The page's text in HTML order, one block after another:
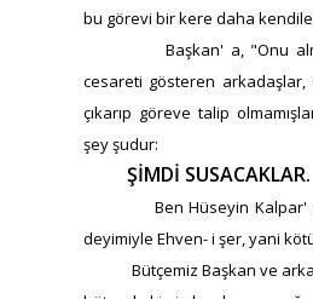
bu görevi bir kere daha
Başkan' a, "Onu
cesareti gösteren
çıkarıp göreve talip
şey şudur:
ŞİMDİ SUSACAKLAR.
Ben Hüseyin Kalpar' ı
deyimiyle Ehven- i şer, yani
Bütçemiz Başkan ve